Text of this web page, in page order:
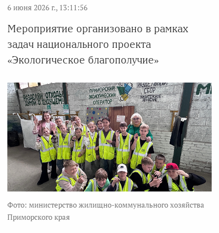
6 июня 2026 г., 13:11:56
Мероприятие организовано в рамках
задач национального проекта
«Экологическое благополучие»
Фото: министерство жилищно-коммунального хозяйства
Приморского края